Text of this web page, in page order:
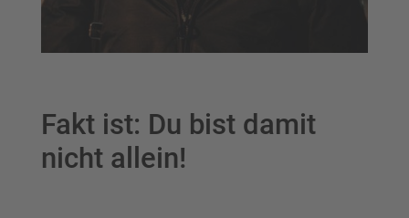
Fakt ist: Du bist damit
nicht allein!